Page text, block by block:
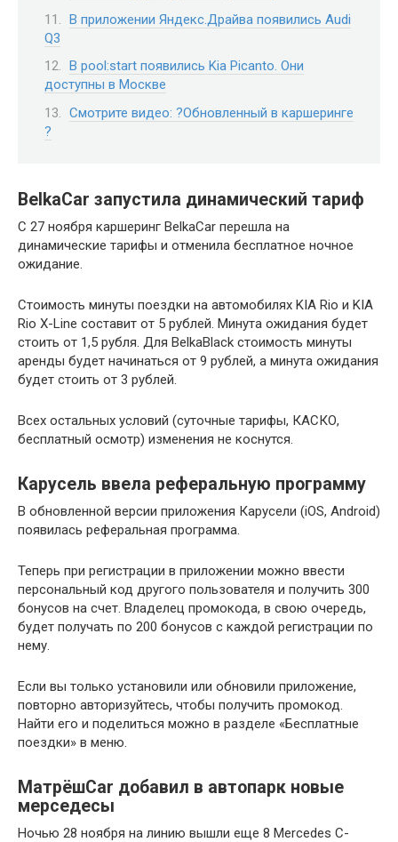
В приложении Яндекс.Драйва появились Audi
Q3
В pool:start появились Kia Picanto. Они
доступны в Москве
Смотрите видео: ?Обновленный в каршеринге
?
BelkaCar запустила динамический тариф
С 27 ноября каршеринг BelkaCar перешла на
динамические тарифы и отменила бесплатное ночное
ожидание.
Стоимость минуты поездки на автомобилях KIA Rio и KIA
Rio X-Line составит от 5 рублей. Минута ожидания будет
стоить от 1,5 рубля. Для BelkaBlack стоимость минуты
аренды будет начинаться от 9 рублей, а минута ожидания
будет стоить от 3 рублей.
Всех остальных условий (суточные тарифы, КАСКО,
бесплатный осмотр) изменения не коснутся.
Карусель ввела реферальную программу
В обновленной версии приложения Карусели (iOS, Android)
появилась реферальная программа.
Теперь при регистрации в приложении можно ввести
персональный код другого пользователя и получить 300
бонусов на счет. Владелец промокода, в свою очередь,
будет получать по 200 бонусов с каждой регистрации по
нему.
Если вы только установили или обновили приложение,
повторно авторизуйтесь, чтобы получить промокод.
Найти его и поделиться можно в разделе «Бесплатные
поездки» в меню.
МатрёшCar добавил в автопарк новые
мерседесы
Ночью 28 ноября на линию вышли еще 8 Mercedes C-